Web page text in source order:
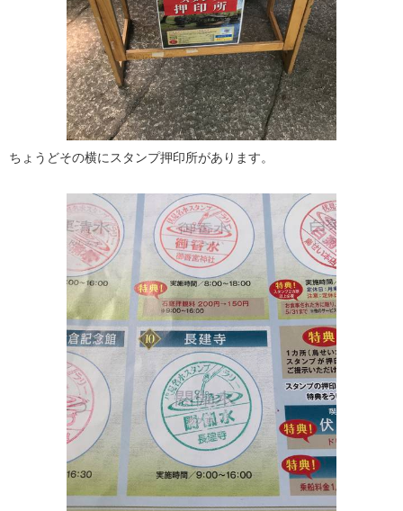
ちょうどその横にスタンプ押印所があります。